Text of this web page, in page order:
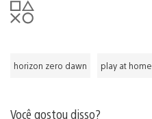
horizon zero dawn play at home
Você gostou disso?